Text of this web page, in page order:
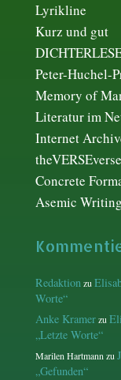
Lyrikline
Kurz und gut
Peter-Huchel-
Memory of
Literatur im
Internet
theVERSEverse
Concrete
Asemic
Redaktionzu
Worte“
Anke Kramerzu
„Letzte Worte“
Marilen Hartmannzu
„Gefunden“